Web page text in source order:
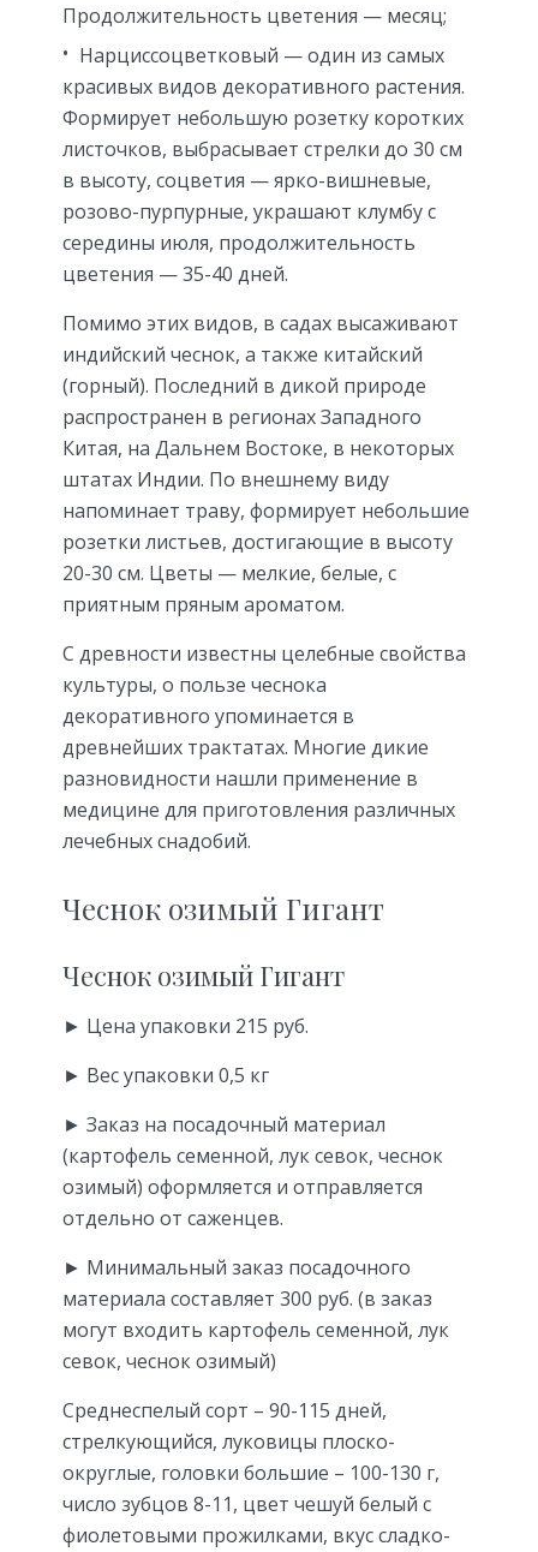
Продолжительность цветения — месяц;
Нарциссоцветковый — один из самых
красивых видов декоративного растения.
Формирует небольшую розетку коротких
листочков, выбрасывает стрелки до 30 см
в высоту, соцветия — ярко-вишневые,
розово-пурпурные, украшают клумбу с
середины июля, продолжительность
цветения — 35-40 дней.
Помимо этих видов, в садах высаживают
индийский чеснок, а также китайский
(горный). Последний в дикой природе
распространен в регионах Западного
Китая, на Дальнем Востоке, в некоторых
штатах Индии. По внешнему виду
напоминает траву, формирует небольшие
розетки листьев, достигающие в высоту
20-30 см. Цветы — мелкие, белые, с
приятным пряным ароматом.
С древности известны целебные свойства
культуры, о пользе чеснока
декоративного упоминается в
древнейших трактатах. Многие дикие
разновидности нашли применение в
медицине для приготовления различных
лечебных снадобий.
Чеснок озимый Гигант
Чеснок озимый Гигант
► Цена упаковки 215 руб.
► Вес упаковки 0,5 кг
► Заказ на посадочный материал
(картофель семенной, лук севок, чеснок
озимый) оформляется и отправляется
отдельно от саженцев.
► Минимальный заказ посадочного
материала составляет 300 руб. (в заказ
могут входить картофель семенной, лук
севок, чеснок озимый)
Среднеспелый сорт – 90-115 дней,
стрелкующийся, луковицы плоско-
округлые, головки большие – 100-130 г,
число зубцов 8-11, цвет чешуй белый с
фиолетовыми прожилками, вкус сладко-